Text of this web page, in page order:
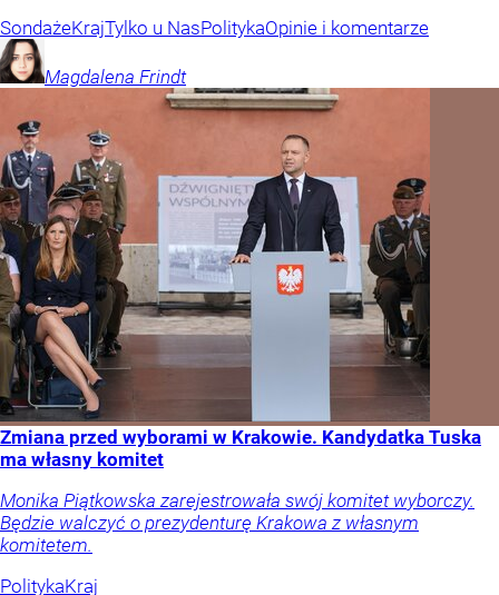
SondażeKrajTylko u NasPolitykaOpinie i komentarze
Magdalena Frindt
Zmiana przed wyborami w Krakowie. Kandydatka Tuska
ma własny komitet
Monika Piątkowska zarejestrowała swój komitet wyborczy.
Będzie walczyć o prezydenturę Krakowa z własnym
komitetem.
PolitykaKraj